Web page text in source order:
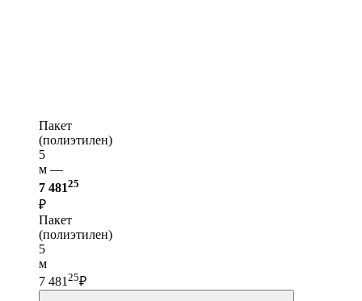
Пакет
(полиэтилен)
5
м —
7 48125
₽
Пакет
(полиэтилен)
5
м
7 481 25₽